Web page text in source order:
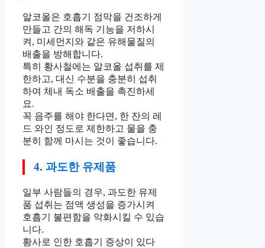
알코올은 호흡기 점막을 건조하게
만들고 간의 해독 기능을 저하시
켜, 미세먼지와 같은 유해물질의
배출을 방해합니다.
특히 황사철에는 알코올 섭취를 제
한하고, 대신 수분을 충분히 섭취
하여 체내 독소 배출을 촉진하세
요.
꼭 음주를 해야 한다면, 한 잔의 레
드 와인 정도로 제한하고 물을 충
분히 함께 마시는 것이 좋습니다.
4. 과도한 유제품
일부 사람들의 경우, 과도한 유제
품 섭취는 점액 생성을 증가시켜
호흡기 불편함을 악화시킬 수 있습
니다.
황사로 인한 호흡기 증상이 있다